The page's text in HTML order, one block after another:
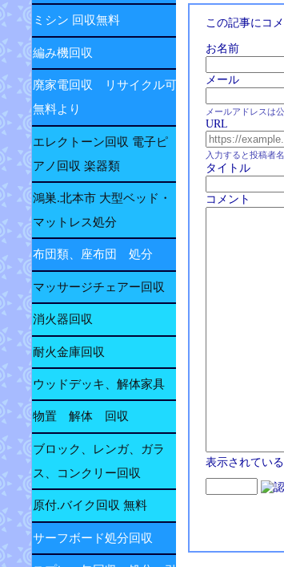
この記事にコ
お名前
メール
メールアドレスは
URL
入力すると投稿者
タイトル
コメント
表示されてい
ミシン 回収無料
編み機回収
廃家電回収 リサイクル可
無料より
エレクトーン回収 電子ピ
アノ回収 楽器類
鴻巣.北本市 大型ベッド・
マットレス処分
布団類、座布団 処分
マッサージチェアー回収
消火器回収
耐火金庫回収
ウッドデッキ、解体家具
物置 解体 回収
ブロック、レンガ、ガラ
ス、コンクリー回収
原付.バイク回収 無料
サーフボード処分回収